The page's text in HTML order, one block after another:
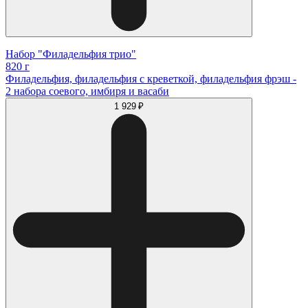
Набор "Филадельфия трио"
820 г
Филадельфия, филадельфия с креветкой, филадельфия фрэш -
2 набора соевого, имбиря и васаби
1 929 ₽